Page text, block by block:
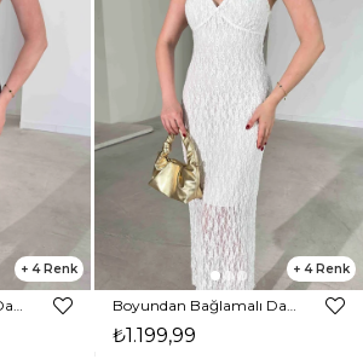
4
Boyundan Bağlamalı Dantelli Midi Boy Kahverengi Kavroni Kadın Elbise 26Y267
4
Boyundan Bağlamalı Dantelli Midi Boy Beyaz Kavroni Kadın Elbise 26Y267
₺1.199,99